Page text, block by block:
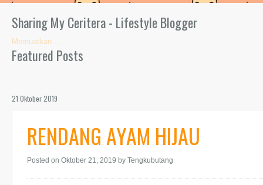
Sharing My Ceritera - Lifestyle Blogger
Memuatkan ...
Featured Posts
21 Oktober 2019
RENDANG AYAM HIJAU
Posted on Oktober 21, 2019 by Tengkubutang